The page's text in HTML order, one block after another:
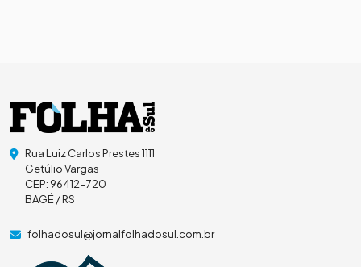
Rua Luiz Carlos Prestes 1111
Getúlio Vargas
CEP: 96412-720
BAGÉ / RS
folhadosul@jornalfolhadosul.com.br